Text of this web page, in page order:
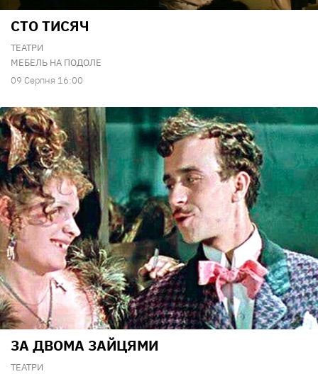
СТО ТИСЯЧ
ТЕАТРИ
МЕБЕЛЬ НА ПОДОЛЕ
09 Серпня 16:00
ЗА ДВОМА ЗАЙЦЯМИ
ТЕАТРИ